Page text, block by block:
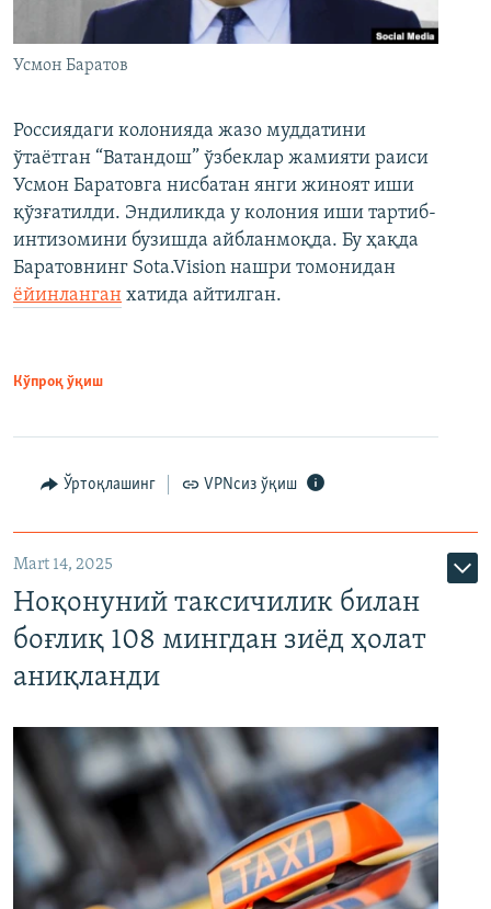
Усмон Баратов
Россиядаги колонияда жазо муддатини
ўтаётган “Ватандош” ўзбеклар жамияти раиси
Усмон Баратовга нисбатан янги жиноят иши
қўзғатилди. Эндиликда у колония иши тартиб-
интизомини бузишда айбланмоқда. Бу ҳақда
Баратовнинг Sota.Vision нашри томонидан
ёйинланган хатида айтилган.
Кўпроқ ўқиш
Ўртоқлашинг VPNсиз ўқиш
Mart 14, 2025
Ноқонуний таксичилик билан
боғлиқ 108 мингдан зиёд ҳолат
аниқланди